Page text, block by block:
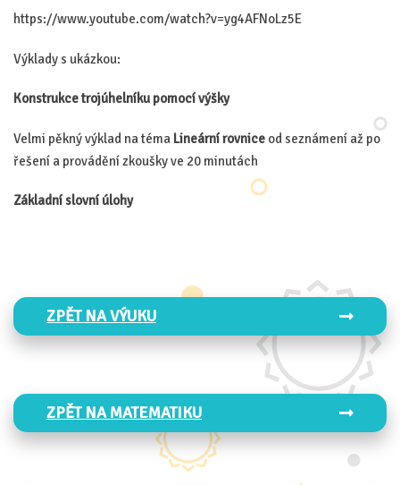
https://www.youtube.com/watch?v=yg4AFNoLz5E
Výklady s ukázkou:
Konstrukce trojúhelníku pomocí výšky
Velmi pěkný výklad na téma Lineární rovnice od seznámení až po
řešení a provádění zkoušky ve 20 minutách
Základní slovní úlohy
ZPĚT NA VÝUKU
ZPĚT NA MATEMATIKU